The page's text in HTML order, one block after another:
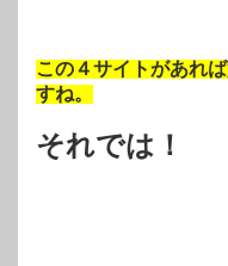
この４サイトがあれ
すね。
それでは！